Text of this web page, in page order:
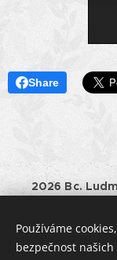
Share
2026 Bc.
182, Havlíčkův
Používáme
bezpečnost